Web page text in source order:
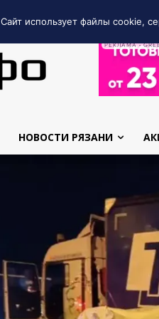
РЕКЛАМА •
НОВОСТИ РЯЗАНИ
Сайт использует файлы cookie,